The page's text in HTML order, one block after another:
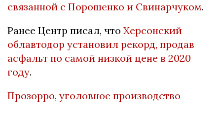
связанной с Порошенко и Свинарчуком.
Ранее Центр писал, что Херсонский
облавтодор установил рекорд, продав
асфальт по самой низкой цене в 2020
году.
Прозорро, уголовное производство